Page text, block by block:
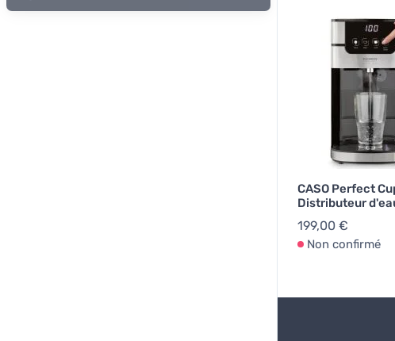
CASO Perfect
Distributeur
199,00 €
Non confirmé